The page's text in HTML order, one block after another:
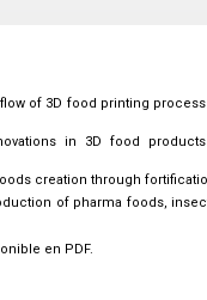
of 3D food printing
in 3D food
creation through
of pharma foods,
en PDF.